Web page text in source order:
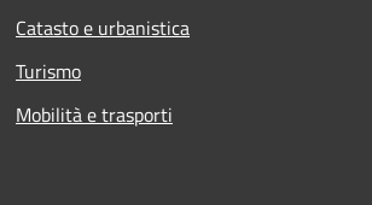
Catasto e urbanistica
Turismo
Mobilità e trasporti